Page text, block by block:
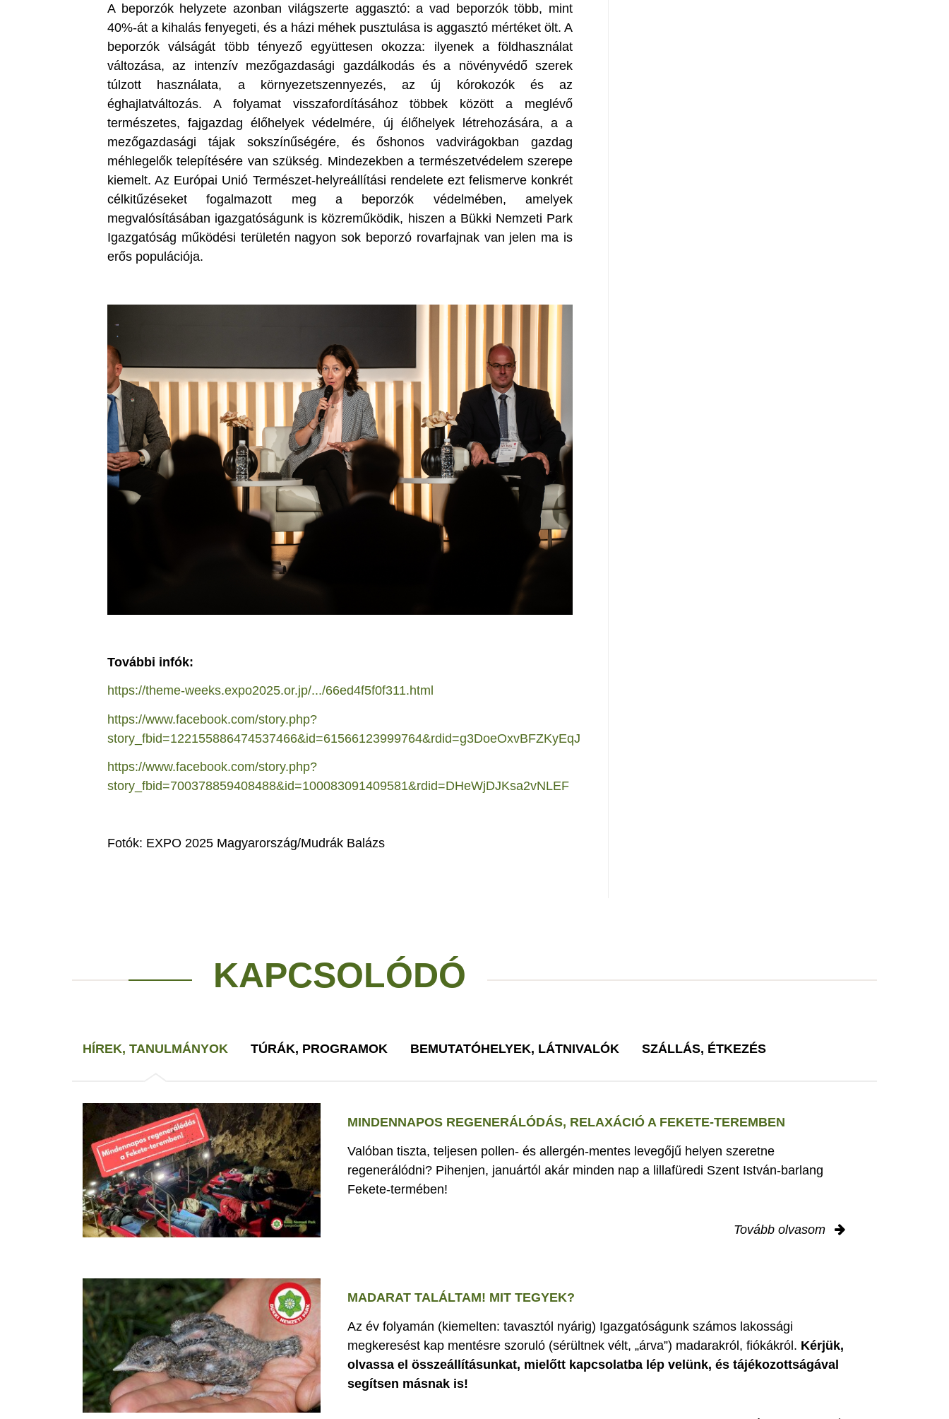
A beporzók helyzete azonban világszerte aggasztó: a vad beporzók több, mint
40%-át a kihalás fenyegeti, és a házi méhek pusztulása is aggasztó mértéket ölt. A
beporzók válságát több tényező együttesen okozza: ilyenek a földhasználat
változása, az intenzív mezőgazdasági gazdálkodás és a növényvédő szerek
túlzott használata, a környezetszennyezés, az új kórokozók és az
éghajlatváltozás. A folyamat visszafordításához többek között a meglévő
természetes, fajgazdag élőhelyek védelmére, új élőhelyek létrehozására, a a
mezőgazdasági tájak sokszínűségére, és őshonos vadvirágokban gazdag
méhlegelők telepítésére van szükség. Mindezekben a természetvédelem szerepe
kiemelt. Az Európai Unió Természet-helyreállítási rendelete ezt felismerve konkrét
célkitűzéseket fogalmazott meg a beporzók védelmében, amelyek
megvalósításában igazgatóságunk is közreműködik, hiszen a Bükki Nemzeti Park
Igazgatóság működési területén nagyon sok beporzó rovarfajnak van jelen ma is
erős populációja.
További infók:
https://theme-weeks.expo2025.or.jp/.../66ed4f5f0f311.html
https://www.facebook.com/story.php?
story_fbid=122155886474537466&id=61566123999764&rdid=g3DoeOxvBFZKyEqJ
https://www.facebook.com/story.php?
story_fbid=700378859408488&id=100083091409581&rdid=DHeWjDJKsa2vNLEF
Fotók: EXPO 2025 Magyarország/Mudrák Balázs
KAPCSOLÓDÓ
HÍREK, TANULMÁNYOK TÚRÁK, PROGRAMOK BEMUTATÓHELYEK, LÁTNIVALÓK SZÁLLÁS, ÉTKEZÉS
MINDENNAPOS REGENERÁLÓDÁS, RELAXÁCIÓ A FEKETE-TEREMBEN
Valóban tiszta, teljesen pollen- és allergén-mentes levegőjű helyen szeretne
regenerálódni? Pihenjen, januártól akár minden nap a lillafüredi Szent István-barlang
Fekete-termében!
Tovább olvasom
MADARAT TALÁLTAM! MIT TEGYEK?
Az év folyamán (kiemelten: tavasztól nyárig) Igazgatóságunk számos lakossági
megkeresést kap mentésre szoruló (sérültnek vélt, „árva”) madarakról, fiókákról. Kérjük,
olvassa el összeállításunkat, mielőtt kapcsolatba lép velünk, és tájékozottságával
segítsen másnak is!